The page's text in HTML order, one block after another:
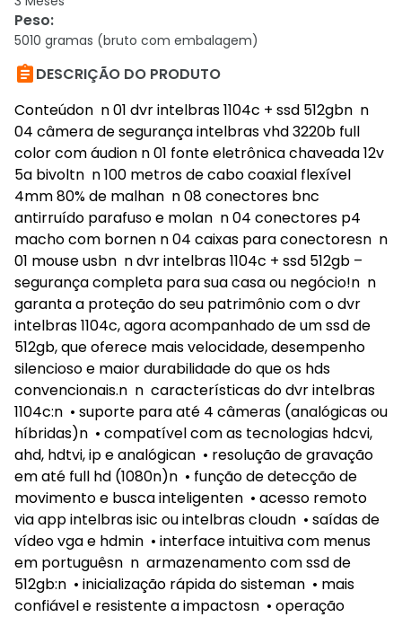
Peso:
5010 gramas (bruto com embalagem)
DESCRIÇÃO DO PRODUTO
Conteúdon n 01 dvr intelbras 1104c + ssd 512gbn n
04 câmera de segurança intelbras vhd 3220b full
color com áudion n 01 fonte eletrônica chaveada 12v
5a bivoltn n 100 metros de cabo coaxial flexível
4mm 80% de malhan n 08 conectores bnc
antirruído parafuso e molan n 04 conectores p4
macho com bornen n 04 caixas para conectoresn n
01 mouse usbn n dvr intelbras 1104c + ssd 512gb –
segurança completa para sua casa ou negócio!n n
garanta a proteção do seu patrimônio com o dvr
intelbras 1104c, agora acompanhado de um ssd de
512gb, que oferece mais velocidade, desempenho
silencioso e maior durabilidade do que os hds
convencionais.n n características do dvr intelbras
1104c:n • suporte para até 4 câmeras (analógicas ou
híbridas)n • compatível com as tecnologias hdcvi,
ahd, hdtvi, ip e analógican • resolução de gravação
em até full hd (1080n)n • função de detecção de
movimento e busca inteligenten • acesso remoto
via app intelbras isic ou intelbras cloudn • saídas de
vídeo vga e hdmin • interface intuitiva com menus
em portuguêsn n armazenamento com ssd de
512gb:n • inicialização rápida do sisteman • mais
confiável e resistente a impactosn • operação